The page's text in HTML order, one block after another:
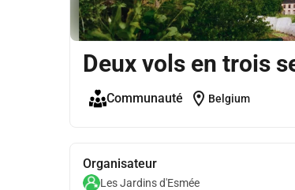
Deux vols en trois
Communauté location_on Belgium
Organisateur
Les Jardins d'Esmée